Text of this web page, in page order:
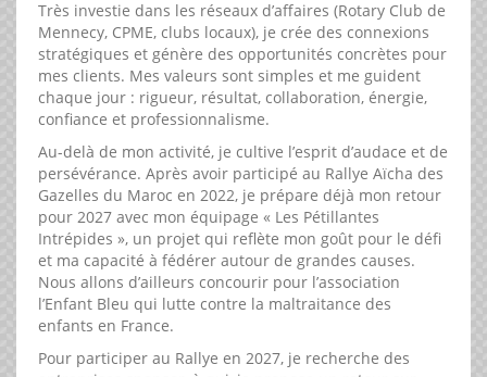
Très investie dans les réseaux d’affaires (Rotary Club de
Mennecy, CPME, clubs locaux), je crée des connexions
stratégiques et génère des opportunités concrètes pour
mes clients. Mes valeurs sont simples et me guident
chaque jour : rigueur, résultat, collaboration, énergie,
confiance et professionnalisme.
Au-delà de mon activité, je cultive l’esprit d’audace et de
persévérance. Après avoir participé au Rallye Aïcha des
Gazelles du Maroc en 2022, je prépare déjà mon retour
pour 2027 avec mon équipage « Les Pétillantes
Intrépides », un projet qui reflète mon goût pour le défi
et ma capacité à fédérer autour de grandes causes.
Nous allons d’ailleurs concourir pour l’association
l’Enfant Bleu qui lutte contre la maltraitance des
enfants en France.
Pour participer au Rallye en 2027, je recherche des